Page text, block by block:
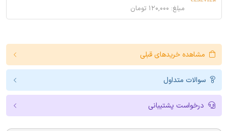
مبلغ: ۱۲۰,۰۰۰ تومان
مشاهده خریدهای قبلی
سوالات متداول
درخواست پشتیبانی